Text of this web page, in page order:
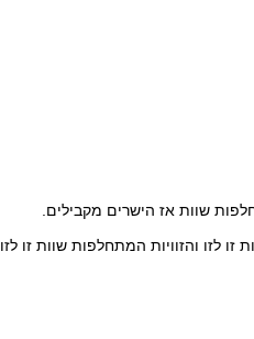
שוות אז הישרים מקבילים.
לזו והזוויות המתחלפות שוות זו לזו.